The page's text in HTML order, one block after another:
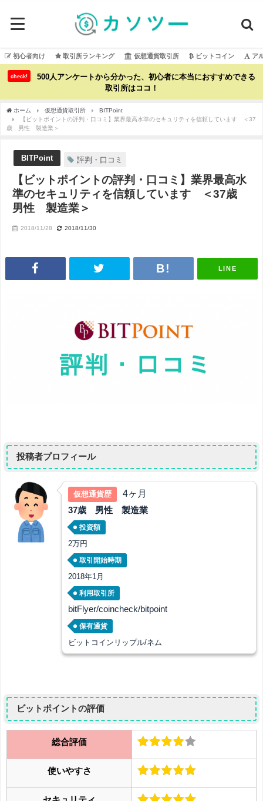
初心者向け 取引所ランキング 仮想通貨取引所 ビットコイン ア
check!
500人アンケートから分かった、初心者に本当におすすめできる
取引所はココ！
ホーム 仮想通貨取引所
BITPoint
【ビットポイントの評判・口コミ】業界最高水準のセキュリティを信頼しています ＜37
歳 男性 製造業＞
BITPoint 評判・口コミ
【ビットポイントの評判・口コミ】業界最高水
準のセキュリティを信頼しています ＜37歳
男性 製造業＞
2018/11/28 2018/11/30
LINE
投稿者プロフィール
仮想通貨歴 4ヶ月
37歳 男性 製造業
投資額
2万円
取引開始時期
2018年1月
利用取引所
bitFlyer/coincheck/bitpoint
保有通貨
ビットコインリップル/ネム
ビットポイントの評価
総合評価
使いやすさ